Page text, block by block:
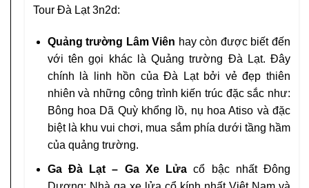
Tour Đà Lạt 3n2d:
Quảng trường Lâm Viên hay còn được biết đến
với tên gọi khác là Quảng trường Đà Lạt. Đây
chính là linh hồn của Đà Lạt bởi vẻ đẹp thiên
nhiên và những công trình kiến trúc đặc sắc như:
Bông hoa Dã Quỳ khổng lồ, nụ hoa Atiso và đặc
biệt là khu vui chơi, mua sắm phía dưới tầng hầm
của quảng trường.
Ga Đà Lạt – Ga Xe Lửa cổ bậc nhất Đông